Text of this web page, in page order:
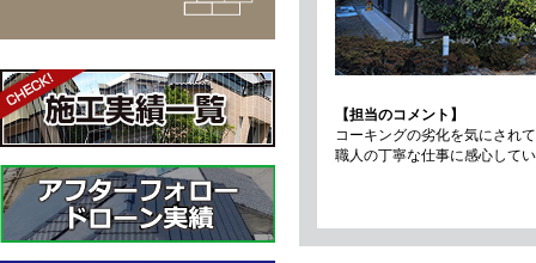
【担当のコメント】
コーキングの劣化を気にされ
職人の丁寧な仕事に感心して